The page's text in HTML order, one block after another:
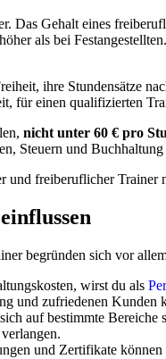
Das Gehalt eines
als bei
ihre Stundensätze
für einen qualifizierten
nicht unter 60 € pro
Steuern und
und freiberuflicher
begründen sich vor
wirst du als
und zufriedenen Kunden
auf bestimmte
und Zertifikate können